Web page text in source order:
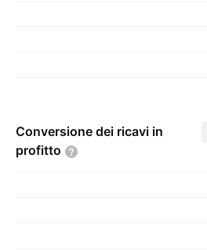
Conversione dei ricavi in
profitto